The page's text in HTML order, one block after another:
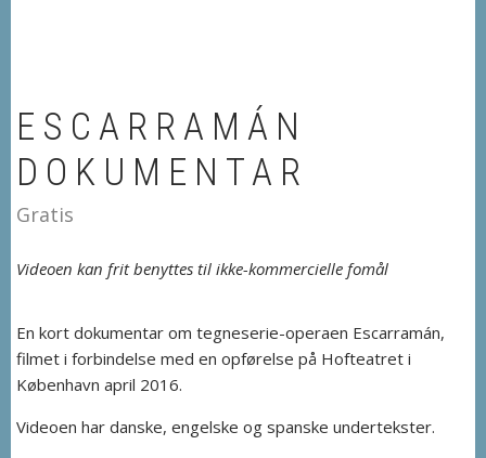
ESCARRAMÁN
DOKUMENTAR
Gratis
Videoen kan frit benyttes til ikke-kommercielle fomål
En kort dokumentar om tegneserie-operaen Escarramán,
filmet i forbindelse med en opførelse på Hofteatret i
København april 2016.
Videoen har danske, engelske og spanske undertekster.